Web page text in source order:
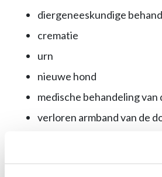
diergeneeskundige
crematie
urn
nieuwe hond
medische behandeling
verloren armband van de